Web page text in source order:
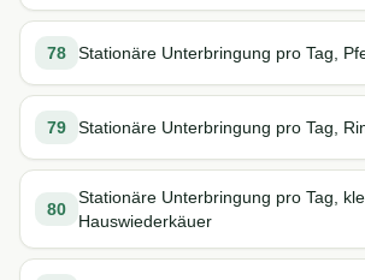
78 Stationäre Unterbringung pro Tag,
79 Stationäre Unterbringung pro Tag,
80
Stationäre Unterbringung pro Tag,
Hauswiederkäuer